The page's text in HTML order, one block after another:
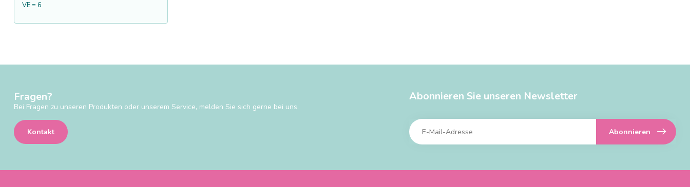
VE = 6
Fragen?
Bei Fragen zu unseren Produkten oder unserem Service, melden Sie sich gerne bei uns.
Kontakt
Abonnieren Sie unseren Newsletter
Abonnieren